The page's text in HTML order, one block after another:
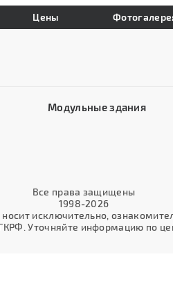
Цены
Модульные здания
Все права защищены
1998-2026
исключительно,
Уточняйте информацию по